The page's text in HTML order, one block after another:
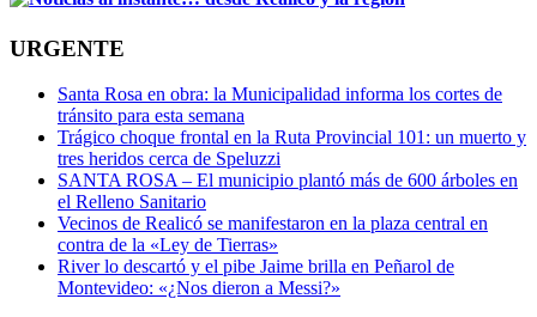
URGENTE
Santa Rosa en obra: la Municipalidad informa los cortes de
tránsito para esta semana
Trágico choque frontal en la Ruta Provincial 101: un muerto y
tres heridos cerca de Speluzzi
SANTA ROSA – El municipio plantó más de 600 árboles en
el Relleno Sanitario
Vecinos de Realicó se manifestaron en la plaza central en
contra de la «Ley de Tierras»
River lo descartó y el pibe Jaime brilla en Peñarol de
Montevideo: «¿Nos dieron a Messi?»